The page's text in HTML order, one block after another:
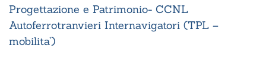
Progettazione e Patrimonio- CCNL
Autoferrotranvieri Internavigatori (TPL –
mobilita’)